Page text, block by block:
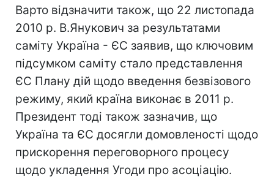
Варто відзначити також, що 22 листопада
2010 р. В.Янукович за результатами
саміту Україна - ЄС заявив, що ключовим
підсумком саміту стало представлення
ЄС Плану дій щодо введення безвізового
режиму, який країна виконає в 2011 р.
Президент тоді також зазначив, що
Україна та ЄС досягли домовленості щодо
прискорення переговорного процесу
щодо укладення Угоди про асоціацію.